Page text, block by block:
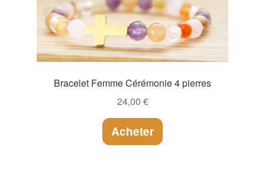
Bracelet Femme Cérémonie 4 pierres
24,00 €
Acheter